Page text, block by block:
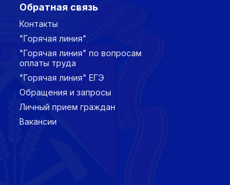
Обратная связь
Контакты
"Горячая линия"
"Горячая линия" по вопросам
оплаты труда
"Горячая линия" ЕГЭ
Обращения и запросы
Личный прием граждан
Вакансии